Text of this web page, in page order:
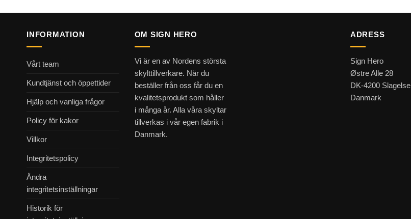
INFORMATION
Vårt team
Kundtjänst och öppettider
Hjälp och vanliga frågor
Policy för kakor
Villkor
Integritetspolicy
Ändra
integritetsinställningar
Historik för
OM SIGN HERO
Vi är en av Nordens största
skylttillverkare. När du
beställer från oss får du en
kvalitetsprodukt som håller
i många år. Alla våra skyltar
tillverkas i vår egen fabrik i
Danmark.
ADRESS
Sign Hero
Østre Alle 28
DK-4200 Slagelse
Danmark